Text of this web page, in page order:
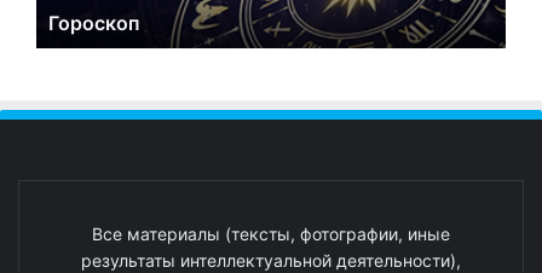
Гороскоп
Все материалы (тексты, фотографии, иные
результаты интеллектуальной деятельности),